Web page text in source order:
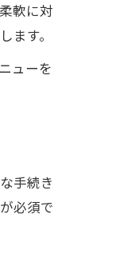
軟に対
す。
ューを
手続き
必須で